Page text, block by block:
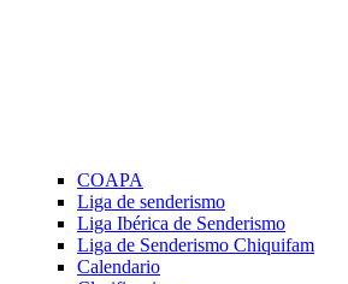
COAPA
Liga de senderismo
Liga Ibérica de Senderismo
Liga de Senderismo Chiquifam
Calendario